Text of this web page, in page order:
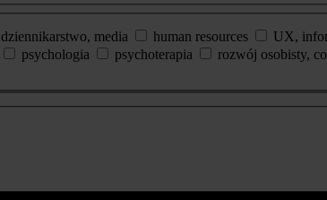
dziennikarstwo, media human resources UX,
psychologia psychoterapia rozwój osobisty,